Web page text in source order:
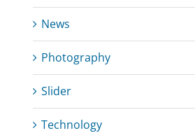
News
Photography
Slider
Technology